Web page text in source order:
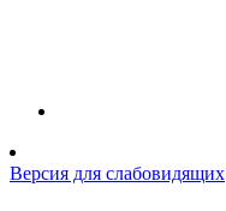
Версия для слабовидящих